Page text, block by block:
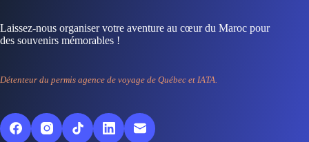
Laissez-nous organiser votre aventure au cœur du Maroc pour
des souvenirs mémorables !
Détenteur du permis agence de voyage de Québec et IATA.